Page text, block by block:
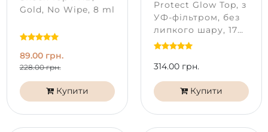
Gold, No Wipe, 8 ml
89.00 грн.
228.00 грн.
Купити
Protect Glow Top, з
УФ-фільтром, без
липкого шару, 17
ml
314.00 грн.
Купити